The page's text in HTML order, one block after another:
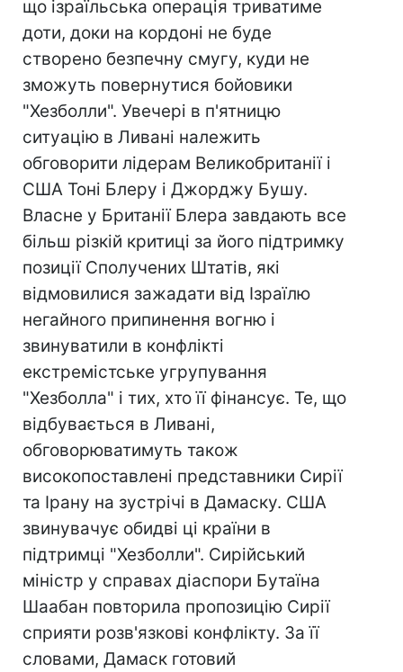
що ізраїльська операція триватиме
доти, доки на кордоні не буде
створено безпечну смугу, куди не
зможуть повернутися бойовики
"Хезболли". Увечері в п'ятницю
ситуацію в Ливані належить
обговорити лідерам Великобританії і
США Тоні Блеру і Джорджу Бушу.
Власне у Британії Блера завдають все
більш різкій критиці за його підтримку
позиції Сполучених Штатів, які
відмовилися зажадати від Ізраїлю
негайного припинення вогню і
звинуватили в конфлікті
екстремістське угрупування
"Хезболла" і тих, хто її фінансує. Те, що
відбувається в Ливані,
обговорюватимуть також
високопоставлені представники Сирії
та Ірану на зустрічі в Дамаску. США
звинувачує обидві ці країни в
підтримці "Хезболли". Сирійський
міністр у справах діаспори Бутаїна
Шаабан повторила пропозицію Сирії
сприяти розв'язкові конфлікту. За її
словами, Дамаск готовий